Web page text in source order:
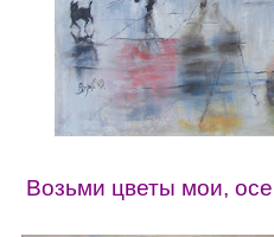
Возьми цветы мои,